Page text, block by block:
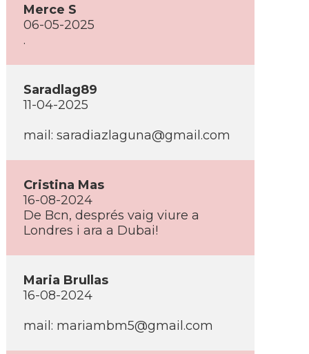
Merce S
06-05-2025
.
Saradlag89
11-04-2025
mail: saradiazlaguna@gmail.com
Cristina Mas
16-08-2024
De Bcn, després vaig viure a
Londres i ara a Dubai!
Maria Brullas
16-08-2024
mail: mariambm5@gmail.com